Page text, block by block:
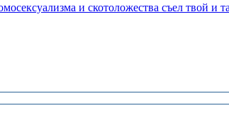
и скотоложества съел твой